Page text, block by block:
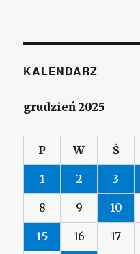
KALENDARZ
grudzień 2025
P W Ś
1 2 3
8 9 10
15 16 17